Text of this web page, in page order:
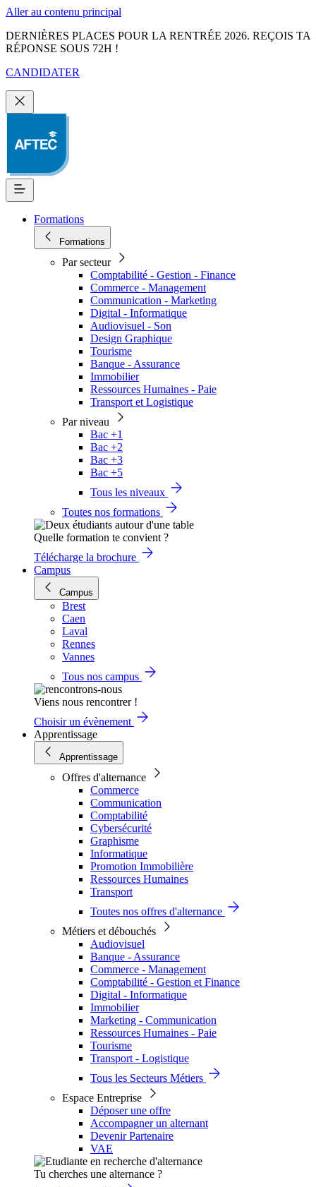
Aller au contenu principal
DERNIÈRES PLACES POUR LA RENTRÉE 2026. REÇOIS TA
RÉPONSE SOUS 72H !
CANDIDATER
Formations
Formations
Par secteur
Comptabilité - Gestion - Finance
Commerce - Management
Communication - Marketing
Digital - Informatique
Audiovisuel - Son
Design Graphique
Tourisme
Banque - Assurance
Immobilier
Ressources Humaines - Paie
Transport et Logistique
Par niveau
Bac +1
Bac +2
Bac +3
Bac +5
Tous les niveaux
Toutes nos formations
Quelle formation te convient ?
Télécharge la brochure
Campus
Campus
Brest
Caen
Laval
Rennes
Vannes
Tous nos campus
Viens nous rencontrer !
Choisir un évènement
Apprentissage
Apprentissage
Offres d'alternance
Commerce
Communication
Comptabilité
Cybersécurité
Graphisme
Informatique
Promotion Immobilière
Ressources Humaines
Transport
Toutes nos offres d'alternance
Métiers et débouchés
Audiovisuel
Banque - Assurance
Commerce - Management
Comptabilité - Gestion et Finance
Digital - Informatique
Immobilier
Marketing - Communication
Ressources Humaines - Paie
Tourisme
Transport - Logistique
Tous les Secteurs Métiers
Espace Entreprise
Déposer une offre
Accompagner un alternant
Devenir Partenaire
VAE
Tu cherches une alternance ?